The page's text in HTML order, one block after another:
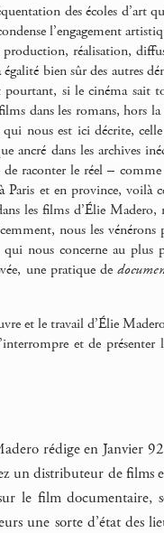
des écoles d’art
l’engagement
réalisation,
bien sûr des autres
si le cinéma sait
dans les romans, hors
nous est ici décrite, celle
ancré dans les archives
raconter le réel –
Paris et en province,
les films d’Élie Madero,
nous les
nous concerne au plus
une pratique de
et le travail d’Élie
et de présenter
rédige en Janvier
un distributeur de films
le film documentaire,
une sorte d’état des